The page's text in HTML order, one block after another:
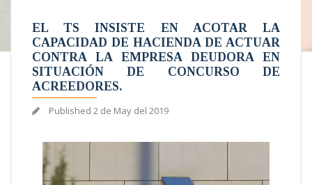
EL TS INSISTE EN ACOTAR LA
CAPACIDAD DE HACIENDA DE ACTUAR
CONTRA LA EMPRESA DEUDORA EN
SITUACIÓN DE CONCURSO DE
ACREEDORES.
Published 2 de May del 2019